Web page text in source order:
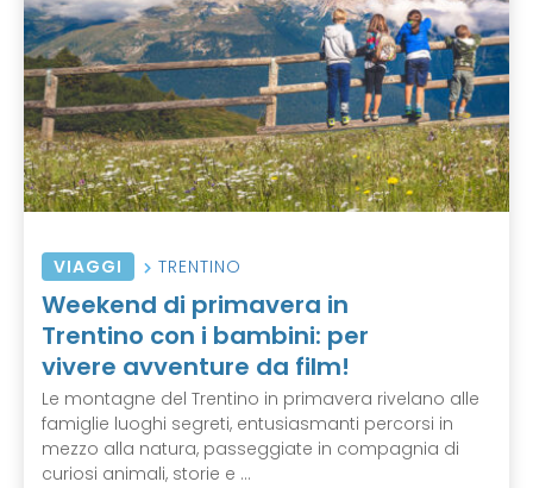
VIAGGI TRENTINO
Weekend di primavera in
Trentino con i bambini: per
vivere avventure da film!
Le montagne del Trentino in primavera rivelano alle
famiglie luoghi segreti, entusiasmanti percorsi in
mezzo alla natura, passeggiate in compagnia di
curiosi animali, storie e ...